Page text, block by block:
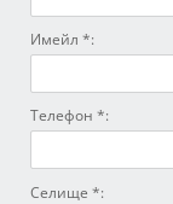
Имейл *:
Телефон *:
Селище *: